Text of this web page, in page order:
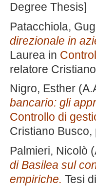
Degree Thesis]
Patacchiola,
direzionale in
Laurea in
relatore
Nigro, Esther
bancario: gli
Controllo di
Cristiano Busco,
Palmieri, Nicolò
di Basilea sul
empiriche. Tesi